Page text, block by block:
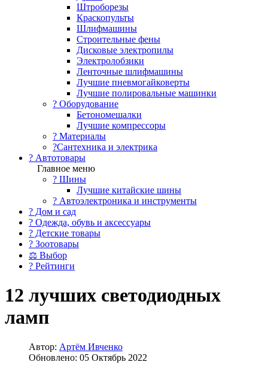
Штроборезы
Краскопульты
Шлифмашины
Строительные фены
Дисковые электропилы
Электролобзики
Ленточные шлифмашины
Лучшие пневмогайковерты
Лучшие полировальные машинки
?️ Оборудование
Бетономешалки
Лучшие компрессоры
? Материалы
?Сантехника и электрика
? Автотовары
Главное меню
? Шины
Лучшие китайские шины
? Автоэлектроника и инструменты
? Дом и сад
? Одежда, обувь и аксессуары
? Детские товары
? Зоотовары
⚖ Выбор
? Рейтинги
12 лучших светодиодных
ламп
Автор: Артём Ивченко
Обновлено: 05 Октябрь 2022